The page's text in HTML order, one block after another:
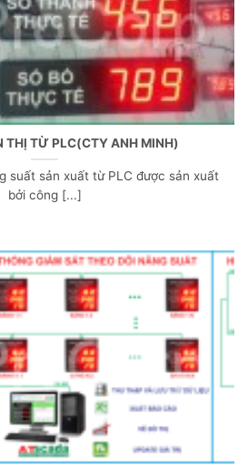
THỊ TỪ PLC(CTY ANH MINH)
suất sản xuất từ PLC được sản xuất
bởi công [...]